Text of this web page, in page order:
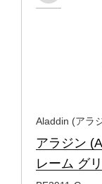
Aladdin (アラ
アラジン
レーム グ